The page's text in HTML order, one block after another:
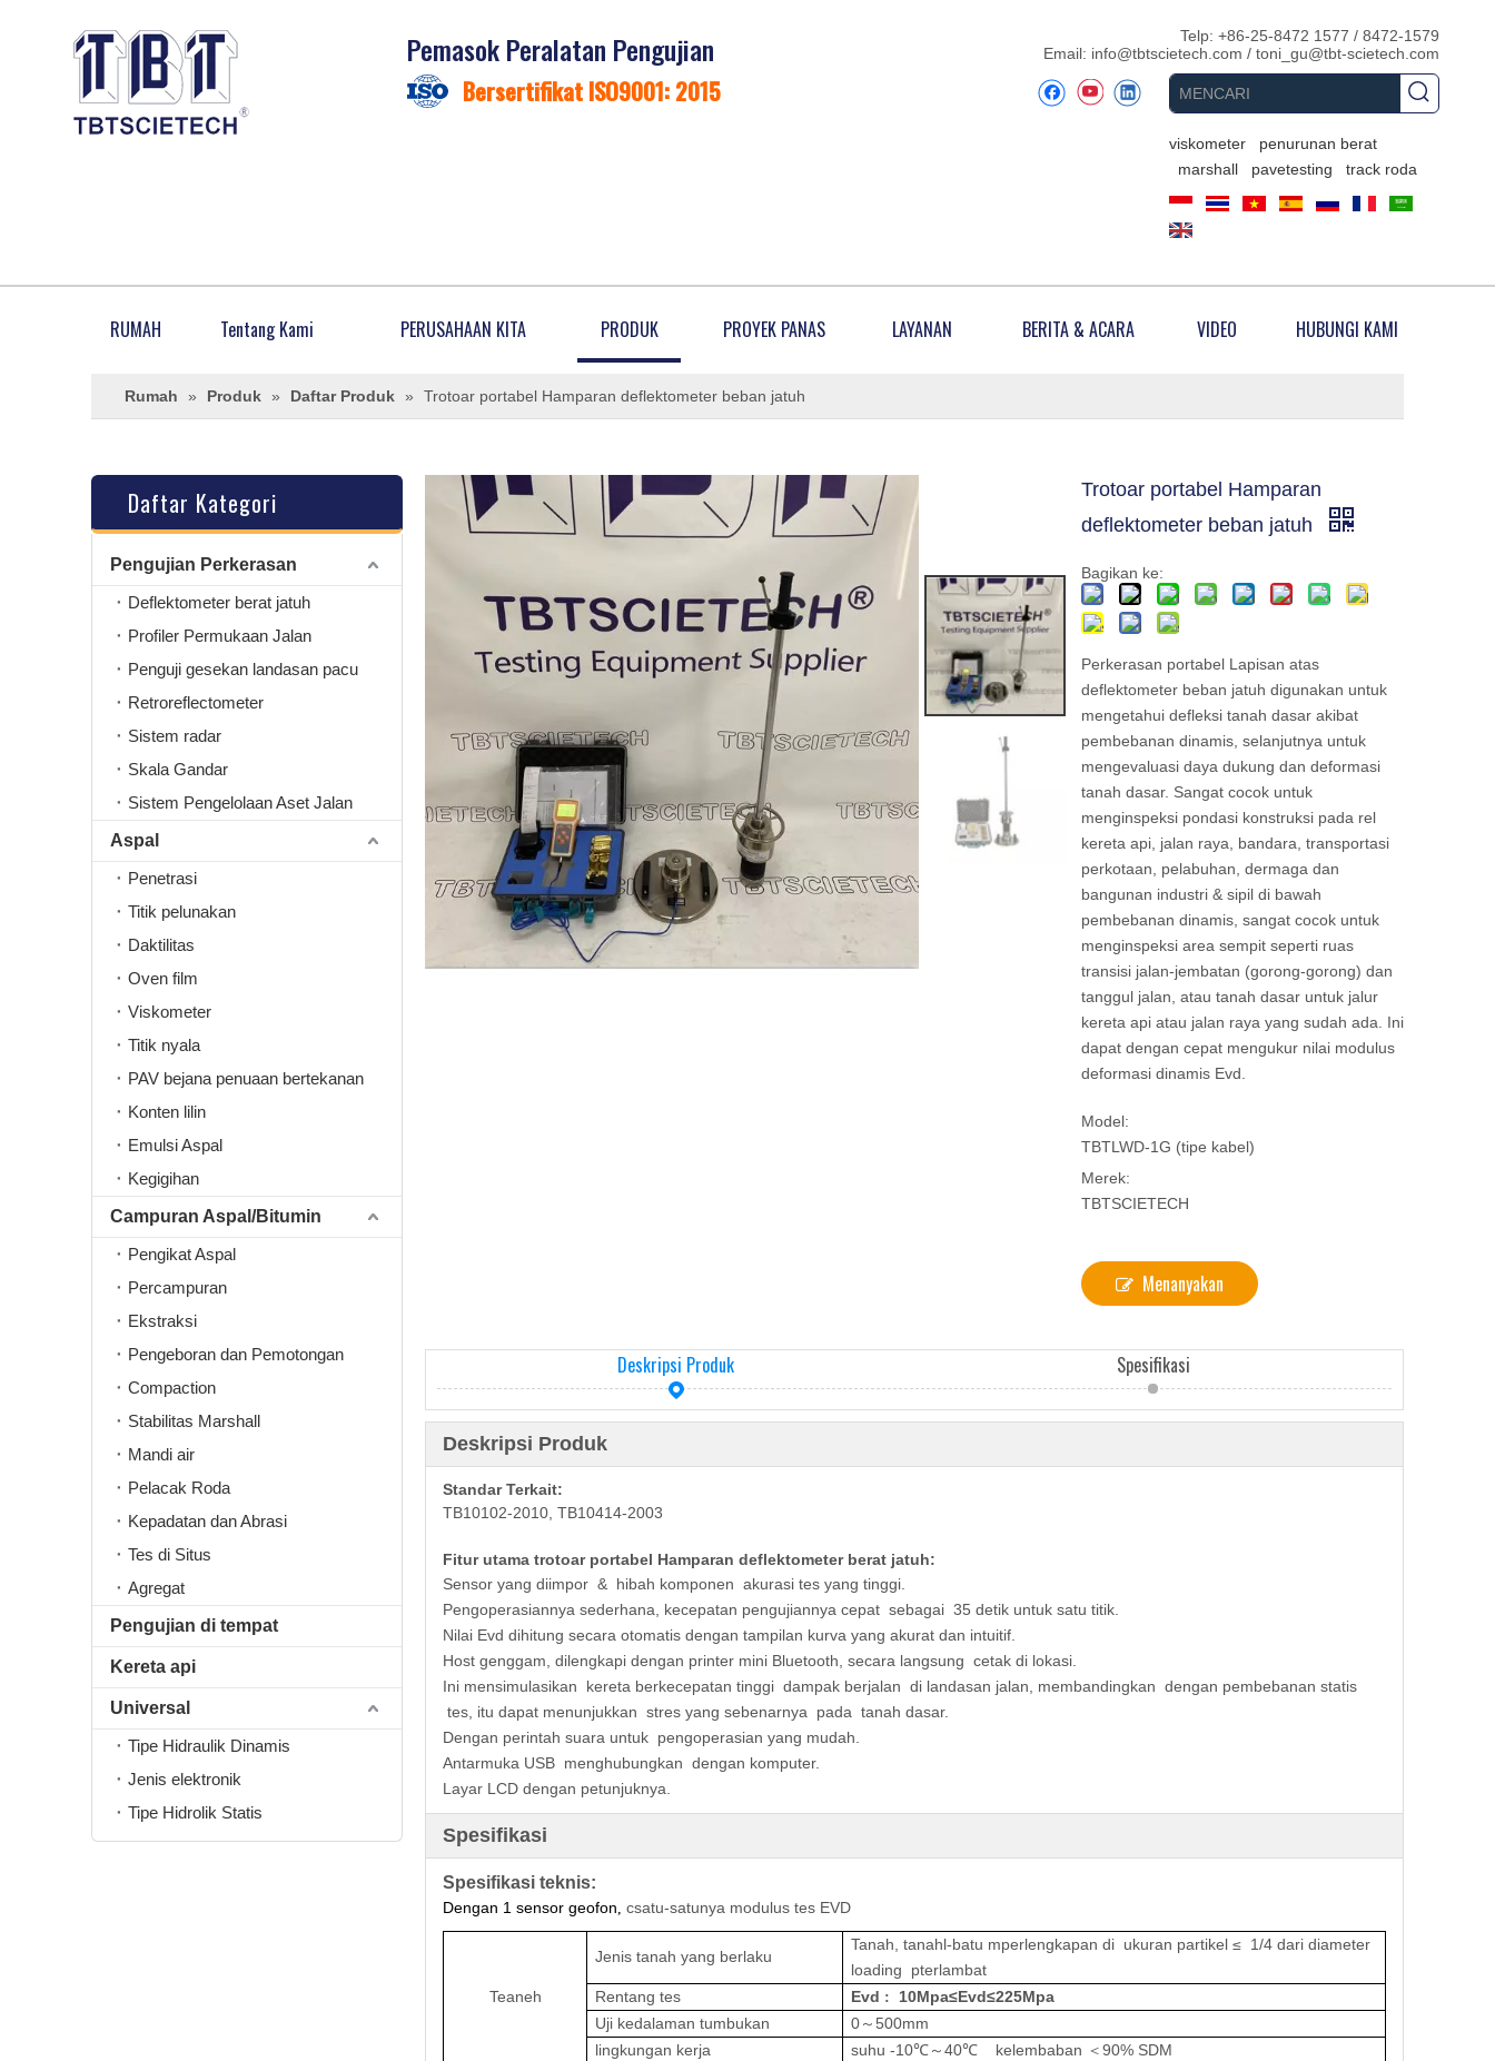
Pemasok Peralatan Pengujian
Bersertifikat ISO9001: 2015
Telp: +86-25-8472 1577 / 8472-1579
Email: info@tbtscietech.com / toni_gu@tbt-scietech.com
viskometer
penurunan berat
marshall
pavetesting track roda
RUMAH Tentang Kami PERUSAHAAN KITA PRODUK PROYEK PANAS LAYANAN BERITA & ACARA VIDEO HUBUNGI KAMI
Rumah » Produk » Daftar Produk » Trotoar portabel Hamparan deflektometer beban jatuh
Daftar Kategori
Pengujian Perkerasan
Deflektometer berat jatuh
Profiler Permukaan Jalan
Penguji gesekan landasan pacu
Retroreflectometer
Sistem radar
Skala Gandar
Sistem Pengelolaan Aset Jalan
Aspal
Penetrasi
Titik pelunakan
Daktilitas
Oven film
Viskometer
Titik nyala
PAV bejana penuaan bertekanan
Konten lilin
Emulsi Aspal
Kegigihan
Campuran Aspal/Bitumin
Pengikat Aspal
Percampuran
Ekstraksi
Pengeboran dan Pemotongan
Compaction
Stabilitas Marshall
Mandi air
Pelacak Roda
Kepadatan dan Abrasi
Tes di Situs
Agregat
Pengujian di tempat
Kereta api
Universal
Tipe Hidraulik Dinamis
Jenis elektronik
Tipe Hidrolik Statis
Trotoar portabel Hamparan
deflektometer beban jatuh
Bagikan ke:
Perkerasan portabel Lapisan atas
deflektometer beban jatuh digunakan untuk
mengetahui defleksi tanah dasar akibat
pembebanan dinamis, selanjutnya untuk
mengevaluasi daya dukung dan deformasi
tanah dasar. Sangat cocok untuk
menginspeksi pondasi konstruksi pada rel
kereta api, jalan raya, bandara, transportasi
perkotaan, pelabuhan, dermaga dan
bangunan industri & sipil di bawah
pembebanan dinamis, sangat cocok untuk
menginspeksi area sempit seperti ruas
transisi jalan-jembatan (gorong-gorong) dan
tanggul jalan, atau tanah dasar untuk jalur
kereta api atau jalan raya yang sudah ada. Ini
dapat dengan cepat mengukur nilai modulus
deformasi dinamis Evd.
Model:
TBTLWD-1G (tipe kabel)
Merek:
TBTSCIETECH
Menanyakan
Deskripsi Produk Spesifikasi
Deskripsi Produk
Standar Terkait:
TB10102-2010, TB10414-2003
Fitur utama trotoar portabel Hamparan deflektometer berat jatuh:
Sensor yang diimpor & hibah komponen akurasi tes yang tinggi.
Pengoperasiannya sederhana, kecepatan pengujiannya cepat sebagai 35 detik untuk satu titik.
Nilai Evd dihitung secara otomatis dengan tampilan kurva yang akurat dan intuitif.
Host genggam, dilengkapi dengan printer mini Bluetooth, secara langsung cetak di lokasi.
Ini mensimulasikan kereta berkecepatan tinggi dampak berjalan di landasan jalan, membandingkan dengan pembebanan statis
tes, itu dapat menunjukkan stres yang sebenarnya pada tanah dasar.
Dengan perintah suara untuk pengoperasian yang mudah.
Antarmuka USB menghubungkan dengan komputer.
Layar LCD dengan petunjuknya.
Spesifikasi
Spesifikasi teknis:
Dengan 1 sensor geofon, csatu-satunya modulus tes EVD
Teaneh
Jenis tanah yang berlaku
Tanah, tanahl-batu mperlengkapan di ukuran partikel ≤ 1/4 dari diameter
loading pterlambat
Rentang tes
Evd : 10Mpa≤Evd≤225Mpa
Uji kedalaman tumbukan
0 ～ 500mm
lingkungan kerja
suhu -10℃ ～ 40℃ kelembaban ＜ 90% SDM